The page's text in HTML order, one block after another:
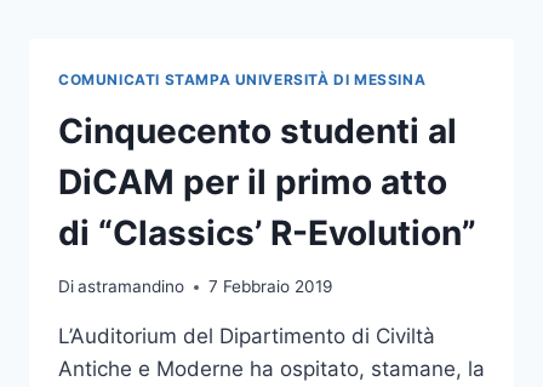
COMUNICATI STAMPA UNIVERSITÀ DI MESSINA
Cinquecento studenti al
DiCAM per il primo atto
di “Classics’ R-Evolution”
Diastramandino 7 Febbraio 2019
L’Auditorium del Dipartimento di Civiltà
Antiche e Moderne ha ospitato, stamane, la